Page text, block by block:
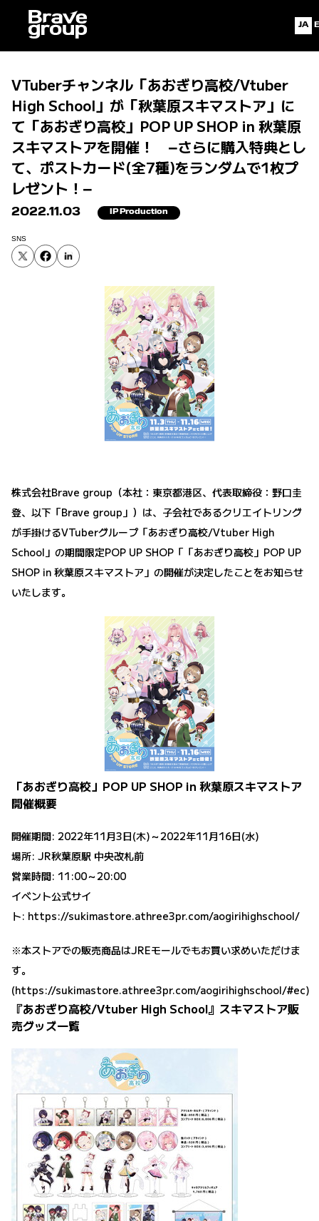
VTuberチャンネル「あおぎり高校/Vtuber
High School」が「秋葉原スキマストア」に
て「あおぎり高校」POP UP SHOP in 秋葉原
スキマストアを開催！ −さらに購入特典とし
て、ポストカード(全7種)をランダムで1枚プ
レゼント！−
2022.11.03 IP Production
SNS
株式会社Brave group（本社：東京都港区、代表取締役：野口圭
登、以下「Brave group」）は、子会社であるクリエイトリング
が手掛けるVTuberグループ「あおぎり高校/Vtuber High
School」の期間限定POP UP SHOP「「あおぎり高校」POP UP
SHOP in 秋葉原スキマストア」の開催が決定したことをお知らせ
いたします。
「あおぎり高校」POP UP SHOP in 秋葉原スキマストア
開催概要
開催期間: 2022年11月3日(木)～2022年11月16日(水)
場所: JR秋葉原駅 中央改札前
営業時間: 11:00～20:00
イベント公式サイ
ト: https://sukimastore.athree3pr.com/aogirihighschool/
※本ストアでの販売商品はJREモールでもお買い求めいただけま
す。
(https://sukimastore.athree3pr.com/aogirihighschool/#ec)
『あおぎり高校/Vtuber High School』スキマストア販
売グッズ一覧